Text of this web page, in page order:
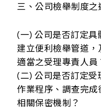
與上市上櫃公司誠信
無重大差異情形
本公司依法建立有效
管理。
與上市上櫃公司誠信
無重大差異情形
運作情形
摘要說明
本公司定期舉辦教育
達誠信理念；2025
育，課程名稱「企業
計420人次，訓練時
三、公司檢舉制度之
(一) 公司是否訂定具
建立便利檢舉管道
適當之受理專責人員
(二) 公司是否訂定受
作業程序、調查完
相關保密機制？